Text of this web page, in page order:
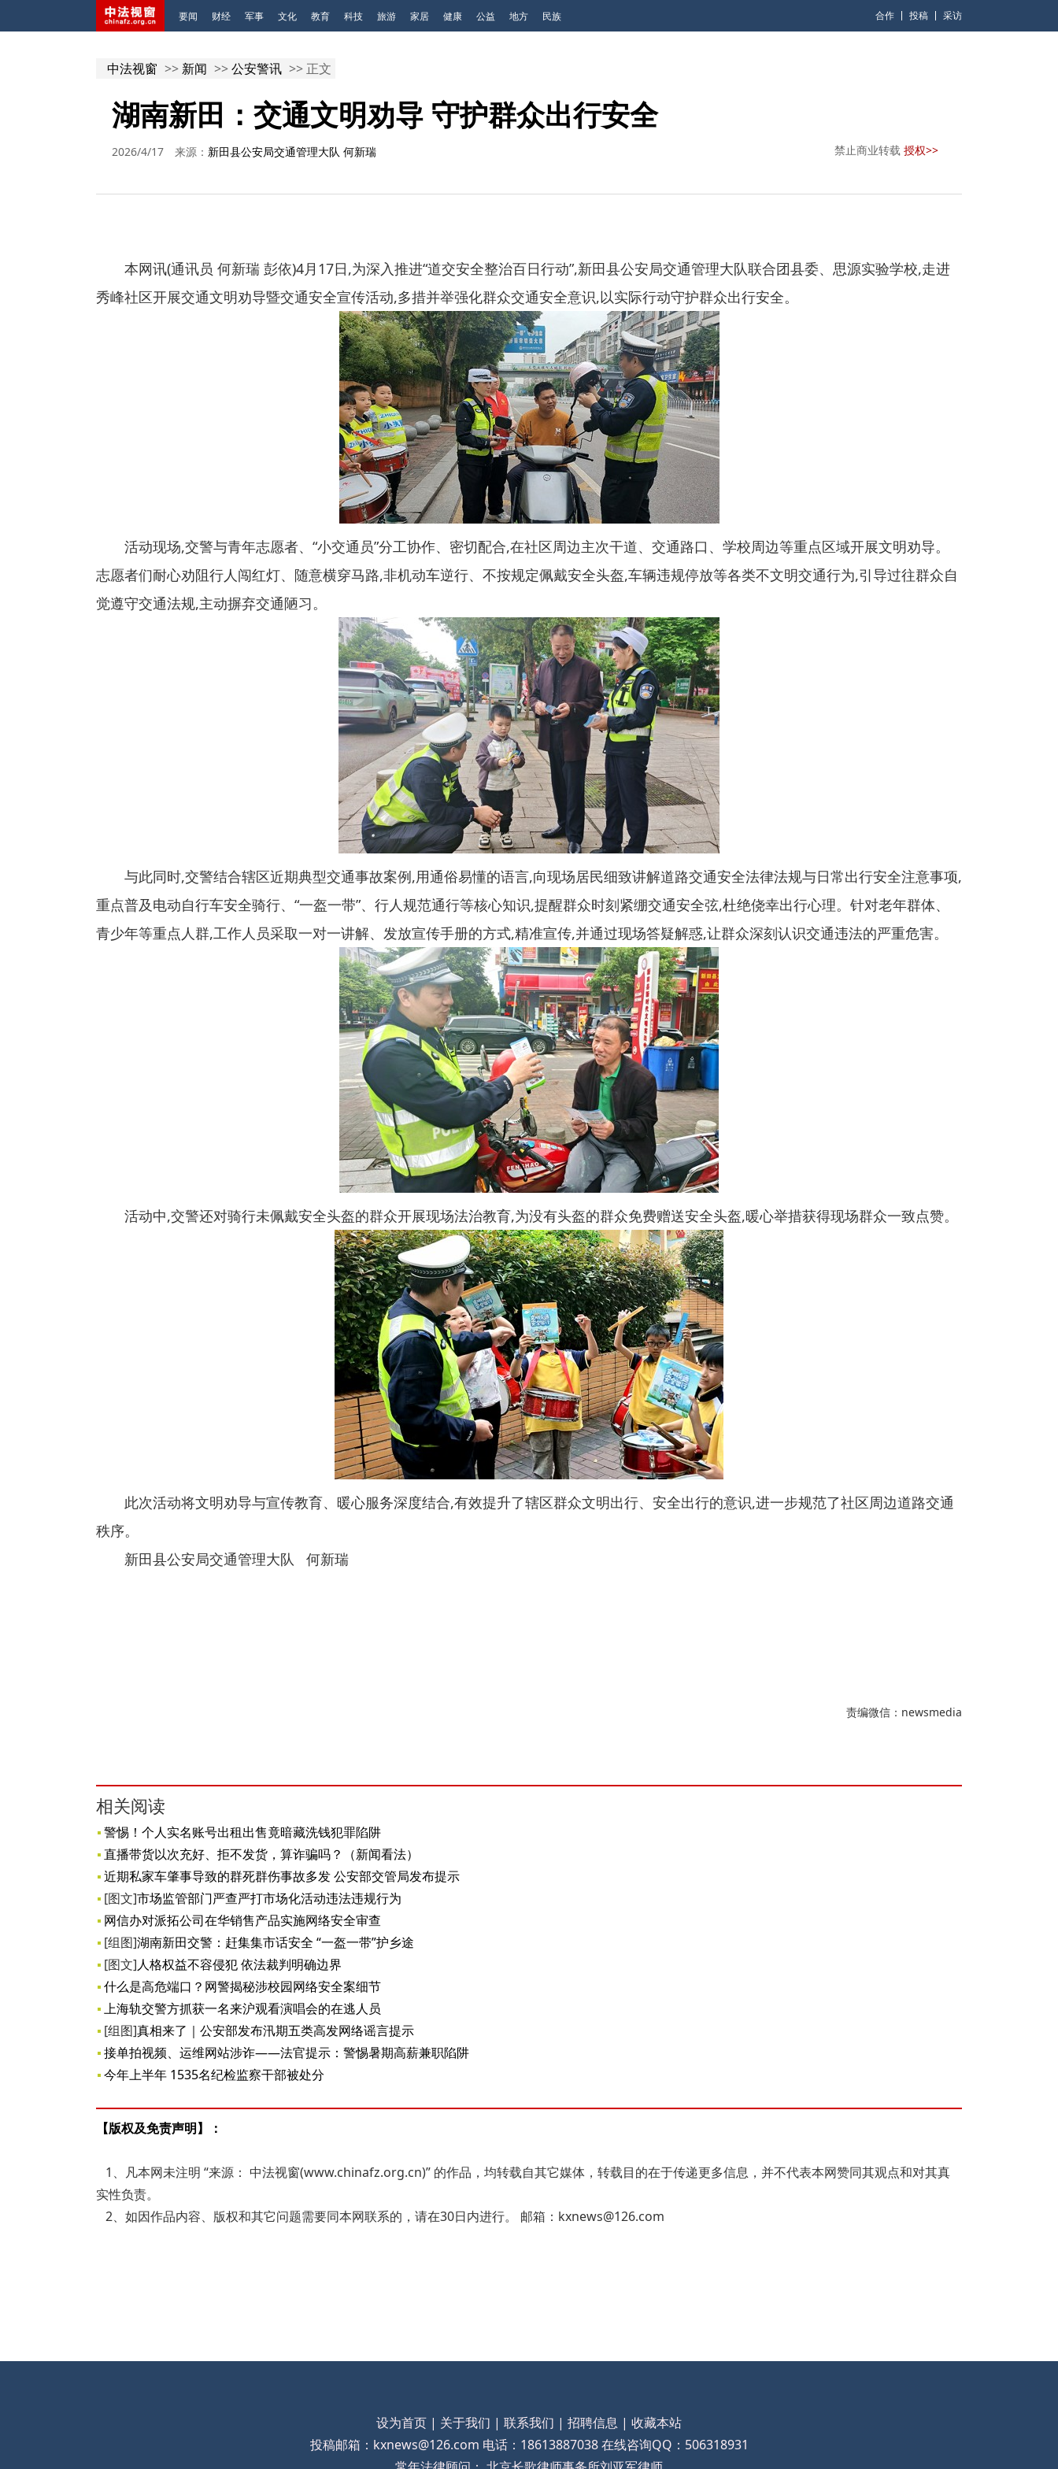
要闻 财经 军事 文化 教育 科技 旅游 家居 健康 公益 地方 民族 合作 投稿 采访
中法视窗 >> 新闻 >>公安警讯 >> 正文
湖南新田：交通文明劝导 守护群众出行安全
2026/4/17 来源： 新田县公安局交通管理大队 何新瑞 禁止商业转载 授权>>
本网讯(通讯员 何新瑞 彭依)4月17日,为深入推进“道交安全整治百日行动”,新田县公安局交通管理大队联合团县委、思源实验学校,走进
秀峰社区开展交通文明劝导暨交通安全宣传活动,多措并举强化群众交通安全意识,以实际行动守护群众出行安全。
活动现场,交警与青年志愿者、“小交通员”分工协作、密切配合,在社区周边主次干道、交通路口、学校周边等重点区域开展文明劝导。
志愿者们耐心劝阻行人闯红灯、随意横穿马路,非机动车逆行、不按规定佩戴安全头盔,车辆违规停放等各类不文明交通行为,引导过往群众自
觉遵守交通法规,主动摒弃交通陋习。
与此同时,交警结合辖区近期典型交通事故案例,用通俗易懂的语言,向现场居民细致讲解道路交通安全法律法规与日常出行安全注意事项,
重点普及电动自行车安全骑行、“一盔一带”、行人规范通行等核心知识,提醒群众时刻紧绷交通安全弦,杜绝侥幸出行心理。针对老年群体、
青少年等重点人群,工作人员采取一对一讲解、发放宣传手册的方式,精准宣传,并通过现场答疑解惑,让群众深刻认识交通违法的严重危害。
活动中,交警还对骑行未佩戴安全头盔的群众开展现场法治教育,为没有头盔的群众免费赠送安全头盔,暖心举措获得现场群众一致点赞。
此次活动将文明劝导与宣传教育、暖心服务深度结合,有效提升了辖区群众文明出行、安全出行的意识,进一步规范了社区周边道路交通
秩序。
新田县公安局交通管理大队 何新瑞
责编微信：newsmedia
相关阅读
警惕！个人实名账号出租出售竟暗藏洗钱犯罪陷阱
直播带货以次充好、拒不发货，算诈骗吗？（新闻看法）
近期私家车肇事导致的群死群伤事故多发 公安部交管局发布提示
[图文]市场监管部门严查严打市场化活动违法违规行为
网信办对派拓公司在华销售产品实施网络安全审查
[组图]湖南新田交警：赶集集市话安全 “一盔一带”护乡途
[图文]人格权益不容侵犯 依法裁判明确边界
什么是高危端口？网警揭秘涉校园网络安全案细节
上海轨交警方抓获一名来沪观看演唱会的在逃人员
[组图]真相来了｜公安部发布汛期五类高发网络谣言提示
接单拍视频、运维网站涉诈——法官提示：警惕暑期高薪兼职陷阱
今年上半年 1535名纪检监察干部被处分
【版权及免责声明】：
1、凡本网未注明 “来源： 中法视窗(www.chinafz.org.cn)” 的作品，均转载自其它媒体，转载目的在于传递更多信息，并不代表本网赞同其观点和对其真
实性负责。
2、如因作品内容、版权和其它问题需要同本网联系的，请在30日内进行。 邮箱：kxnews@126.com
设为首页 | 关于我们 | 联系我们 | 招聘信息 | 收藏本站
投稿邮箱：kxnews@126.com 电话：18613887038 在线咨询QQ：506318931